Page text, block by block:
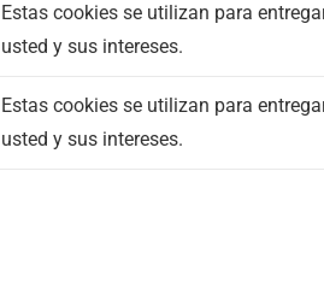
Estas cookies se utilizan para
usted y sus intereses.
Estas cookies se utilizan para
usted y sus intereses.